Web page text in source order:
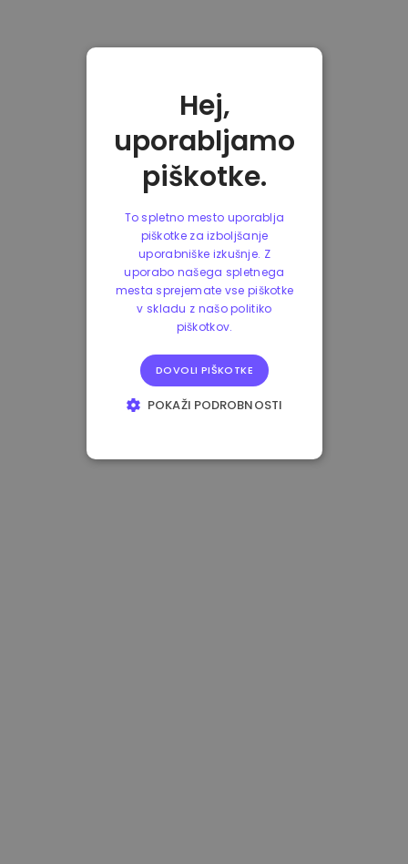
Hej,
uporabljamo
piškotke.
To spletno mesto uporablja
piškotke za izboljšanje
uporabniške izkušnje. Z
uporabo našega spletnega
mesta sprejemate vse piškotke
v skladu z našo politiko
piškotkov.
DOVOLI PIŠKOTKE
POKAŽI PODROBNOSTI